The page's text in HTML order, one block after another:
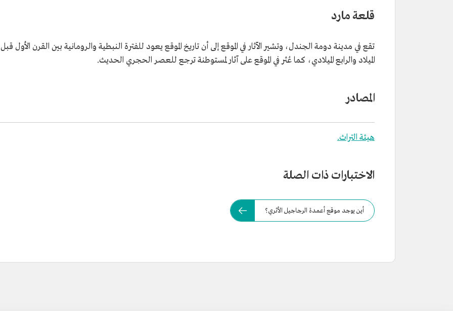
قلعة مارد
تقع في مدينة دومة الجندل، وتشير الآثار في الموقع إلى أن تاريخ الموقع يعود للفترة النبطية والرومانية بين القرن الأول قبل
الميلاد والرابع الميلادي، كما عُثر في الموقع على آثار لمستوطنة ترجع للعصر الحجري الحديث.
المصادر
هيئة التراث.
الاختبارات ذات الصلة
أين يوجد موقع أعمدة الرجاجيل الأثري؟